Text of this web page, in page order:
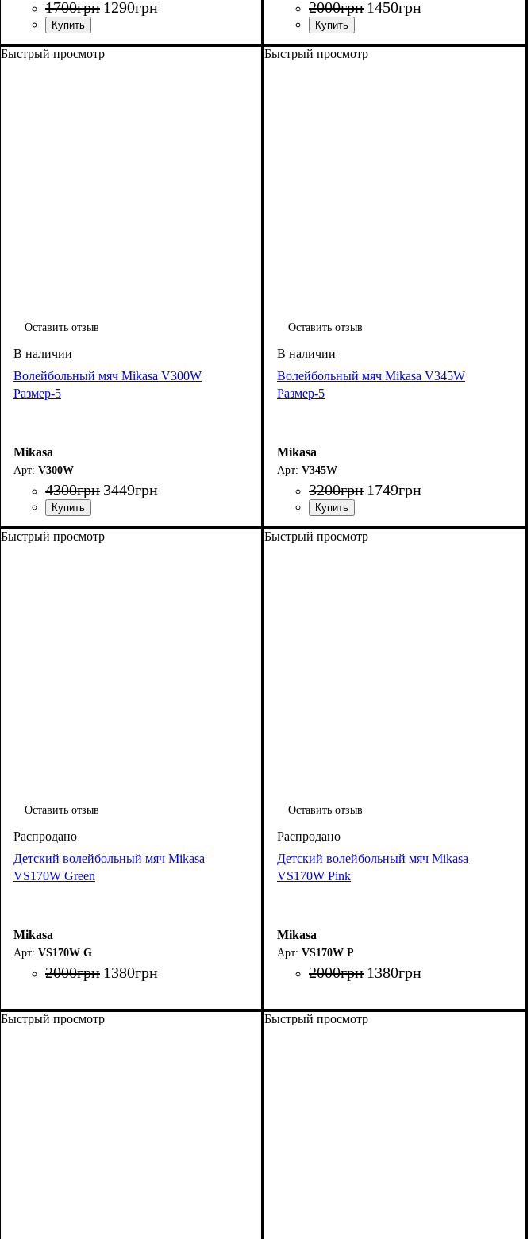
1700грн 1290грн 2000грн 1450грн
Быстрый просмотр
Оставить отзыв
Волейбольный мяч Mikasa V300W
Размер-5
Mikasa
V300W
4300грн 3449грн
Быстрый просмотр
Оставить отзыв
Волейбольный мяч Mikasa V345W
Размер-5
Mikasa
V345W
3200грн 1749грн
Быстрый просмотр
Оставить отзыв
Детский волейбольный мяч Mikasa
VS170W Green
Mikasa
VS170W G
2000грн 1380грн
Быстрый просмотр
Оставить отзыв
Детский волейбольный мяч Mikasa
VS170W Pink
Mikasa
VS170W P
2000грн 1380грн
Быстрый просмотр Быстрый просмотр